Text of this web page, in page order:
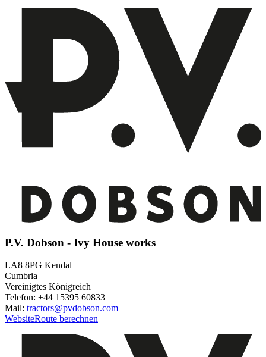
P.V. Dobson - Ivy House works
LA8 8PG Kendal
Cumbria
Vereinigtes Königreich
Telefon: +44 15395 60833
Mail: tractors@pvdobson.com
WebsiteRoute berechnen